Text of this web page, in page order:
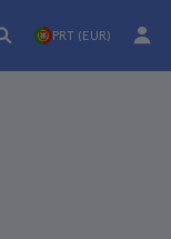
PRT (EUR)